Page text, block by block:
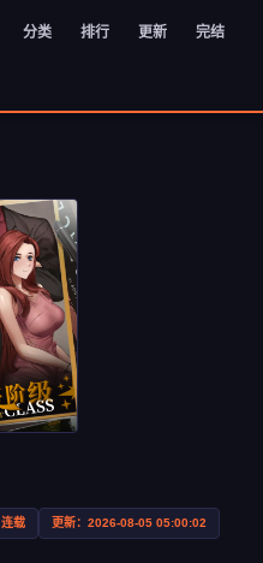
分类 排行 更新 完结
连载 更新：2026-08-05 05:00:02